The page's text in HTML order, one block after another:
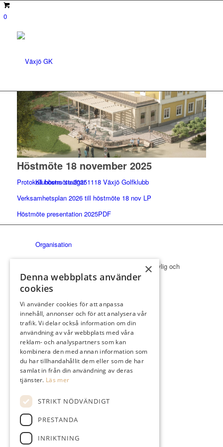
0
Klubben
Klubbens stadgar
Organisation
Styrelse 2026
Personal
Höstmöte 18 november 2025
Protokoll höstmöte 20251118 Växjö Golfklubb
Verksamhetsplan 2026 till höstmöte 18 nov LP
Höstmöte presentation 2025PDF
Hos oss på Växjö Golfklubb möts golfare i en trevlig och
naturskön miljö och här finns utmaningar.
Information
Klubben
Mat & Boende
Medlem
Träning
Golfkurser 2026
Gäst
Kontakt/öppettider
Banan
Öppettider i shopen
Profilprodukter företag
×
Denna webbplats använder
cookies
Vi använder cookies för att anpassa
innehåll, annonser och för att analysera vår
trafik. Vi delar också information om din
användning av vår webbplats med våra
reklam- och analyspartners som kan
kombinera den med annan information som
du har tillhandahållit dem eller som de har
samlat in från din användning av deras
tjänster. Läs mer
STRIKT NÖDVÄNDIGT
PRESTANDA
INRIKTNING